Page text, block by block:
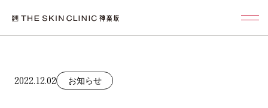
2022.12.02 お知らせ